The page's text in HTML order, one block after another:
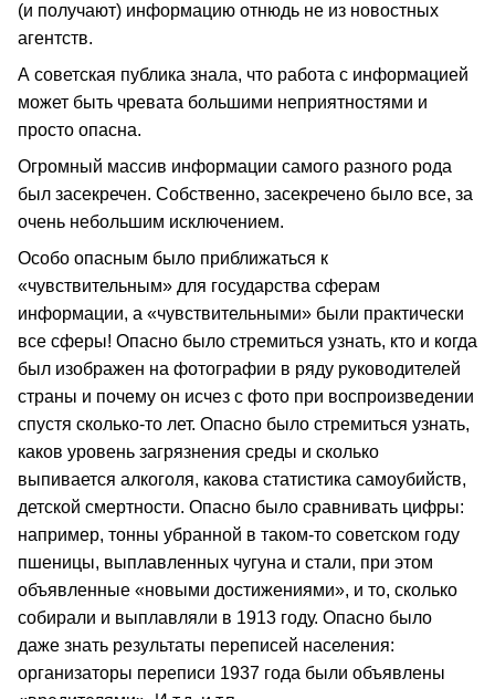
(и получают) информацию отнюдь не из новостных
агентств.
А советская публика знала, что работа с информацией
может быть чревата большими неприятностями и
просто опасна.
Огромный массив информации самого разного рода
был засекречен. Собственно, засекречено было все, за
очень небольшим исключением.
Особо опасным было приближаться к
«чувствительным» для государства сферам
информации, а «чувствительными» были практически
все сферы! Опасно было стремиться узнать, кто и когда
был изображен на фотографии в ряду руководителей
страны и почему он исчез с фото при воспроизведении
спустя сколько-то лет. Опасно было стремиться узнать,
каков уровень загрязнения среды и сколько
выпивается алкоголя, какова статистика самоубийств,
детской смертности. Опасно было сравнивать цифры:
например, тонны убранной в таком-то советском году
пшеницы, выплавленных чугуна и стали, при этом
объявленные «новыми достижениями», и то, сколько
собирали и выплавляли в 1913 году. Опасно было
даже знать результаты переписей населения:
организаторы переписи 1937 года были объявлены